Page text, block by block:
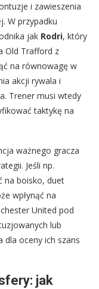
i zawieszenia
W przypadku
jak Rodri, który
Old Trafford z
na równowagę w
akcji rywala i
Trener musi wtedy
taktykę na
ważnego gracza
Jeśli np.
na boisko, duet
wpłynąć na
United pod
lub
dla oceny ich szans
jak